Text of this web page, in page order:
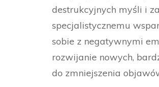
destrukcyjnych myśli i
specjalistycznemu
sobie z negatywnymi
rozwijanie nowych,
do zmniejszenia